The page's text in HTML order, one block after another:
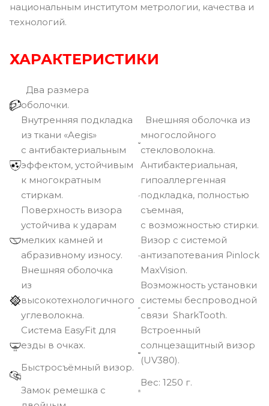
национальным институтом метрологии, качества и
технологий.
ХАРАКТЕРИСТИКИ
Два размера
оболочки.
Внутренняя подкладка
из ткани «Aegis»
с антибактериальным
эффектом, устойчивым
к многократным
стиркам.
Поверхность визора
устойчива к ударам
мелких камней и
абразивному износу.
Внешняя оболочка
из
высокотехнологичного
углеволокна.
Cистема EasyFit для
езды в очках.
Быстросъёмный визор.
Замок ремешка с
Внешняя оболочка из
многослойного
стекловолокна.
Антибактериальная,
гипоаллергенная
подкладка, полностью
съемная,
с возможностью стирки.
Визор с системой
антизапотевания Pinlock
MaxVision.
Возможность установки
системы беспроводной
связи SharkTooth.
Встроенный
солнцезащитный визор
(UV380).
Вec: 1250 г.